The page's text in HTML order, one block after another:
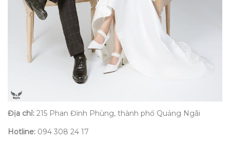
Địa chỉ: 215 Phan Đình Phùng, thành phố Quảng Ngãi
Hotline: 094 308 24 17